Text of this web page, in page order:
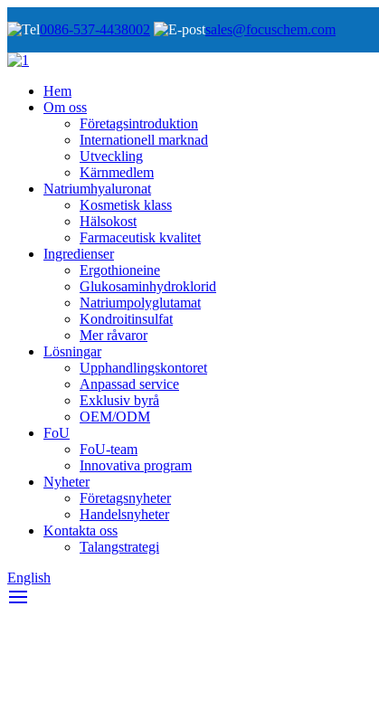
0086-537-4438002 sales@focuschem.com
Hem
Om oss
Företagsintroduktion
Internationell marknad
Utveckling
Kärnmedlem
Natriumhyaluronat
Kosmetisk klass
Hälsokost
Farmaceutisk kvalitet
Ingredienser
Ergothioneine
Glukosaminhydroklorid
Natriumpolyglutamat
Kondroitinsulfat
Mer råvaror
Lösningar
Upphandlingskontoret
Anpassad service
Exklusiv byrå
OEM/ODM
FoU
FoU-team
Innovativa program
Nyheter
Företagsnyheter
Handelsnyheter
Kontakta oss
Talangstrategi
English